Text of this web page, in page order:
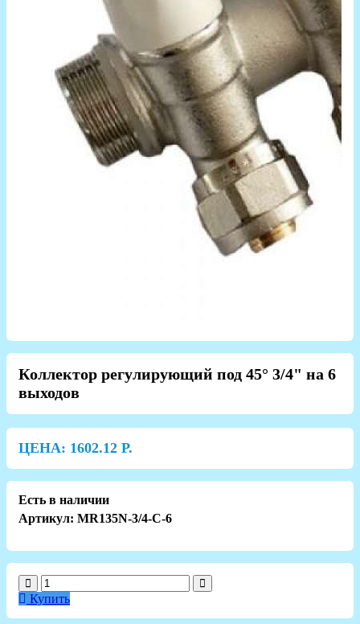
Коллектор регулирующий под 45° 3/4" на 6
выходов
ЦЕНА: 1602.12 Р.
Есть в наличии
Артикул: MR135N-3/4-C-6
Купить